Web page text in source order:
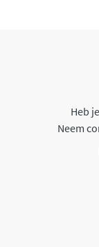
Heb
Neem